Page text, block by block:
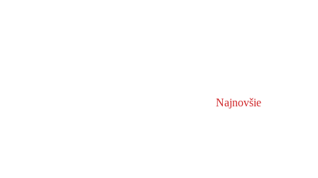
Najnovšie